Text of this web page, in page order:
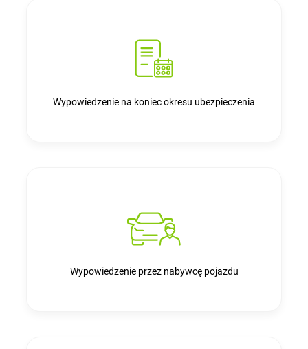
Wypowiedzenie na koniec okresu ubezpieczenia
Wypowiedzenie przez nabywcę pojazdu